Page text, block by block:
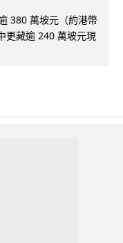
380 萬坡元（約港幣
更藏逾 240 萬坡元現